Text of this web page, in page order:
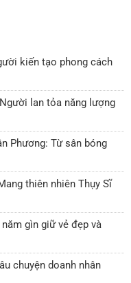
kiến tạo phong cách
lan tỏa năng lượng
Phương: Từ sân bóng
thiên nhiên Thụy Sĩ
gìn giữ vẻ đẹp và
chuyện doanh nhân